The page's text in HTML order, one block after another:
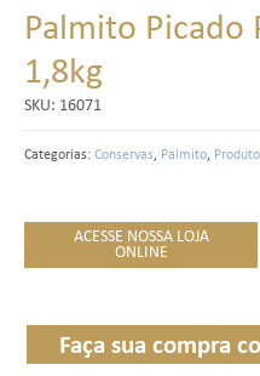
Palmito Picado
1,8kg
SKU: 16071
Categorias:Conservas, Palmito,
ACESSE NOSSA LOJA
ONLINE
Faça sua compra